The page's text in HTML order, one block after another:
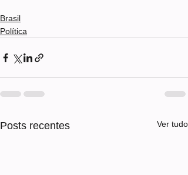
Brasil
Política
Posts recentes Ver tudo